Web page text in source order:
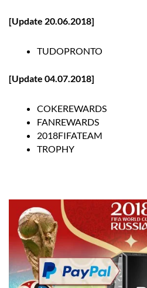
[Update 20.06.2018]
TUDOPRONTO
[Update 04.07.2018]
COKEREWARDS
FANREWARDS
2018FIFATEAM
TROPHY